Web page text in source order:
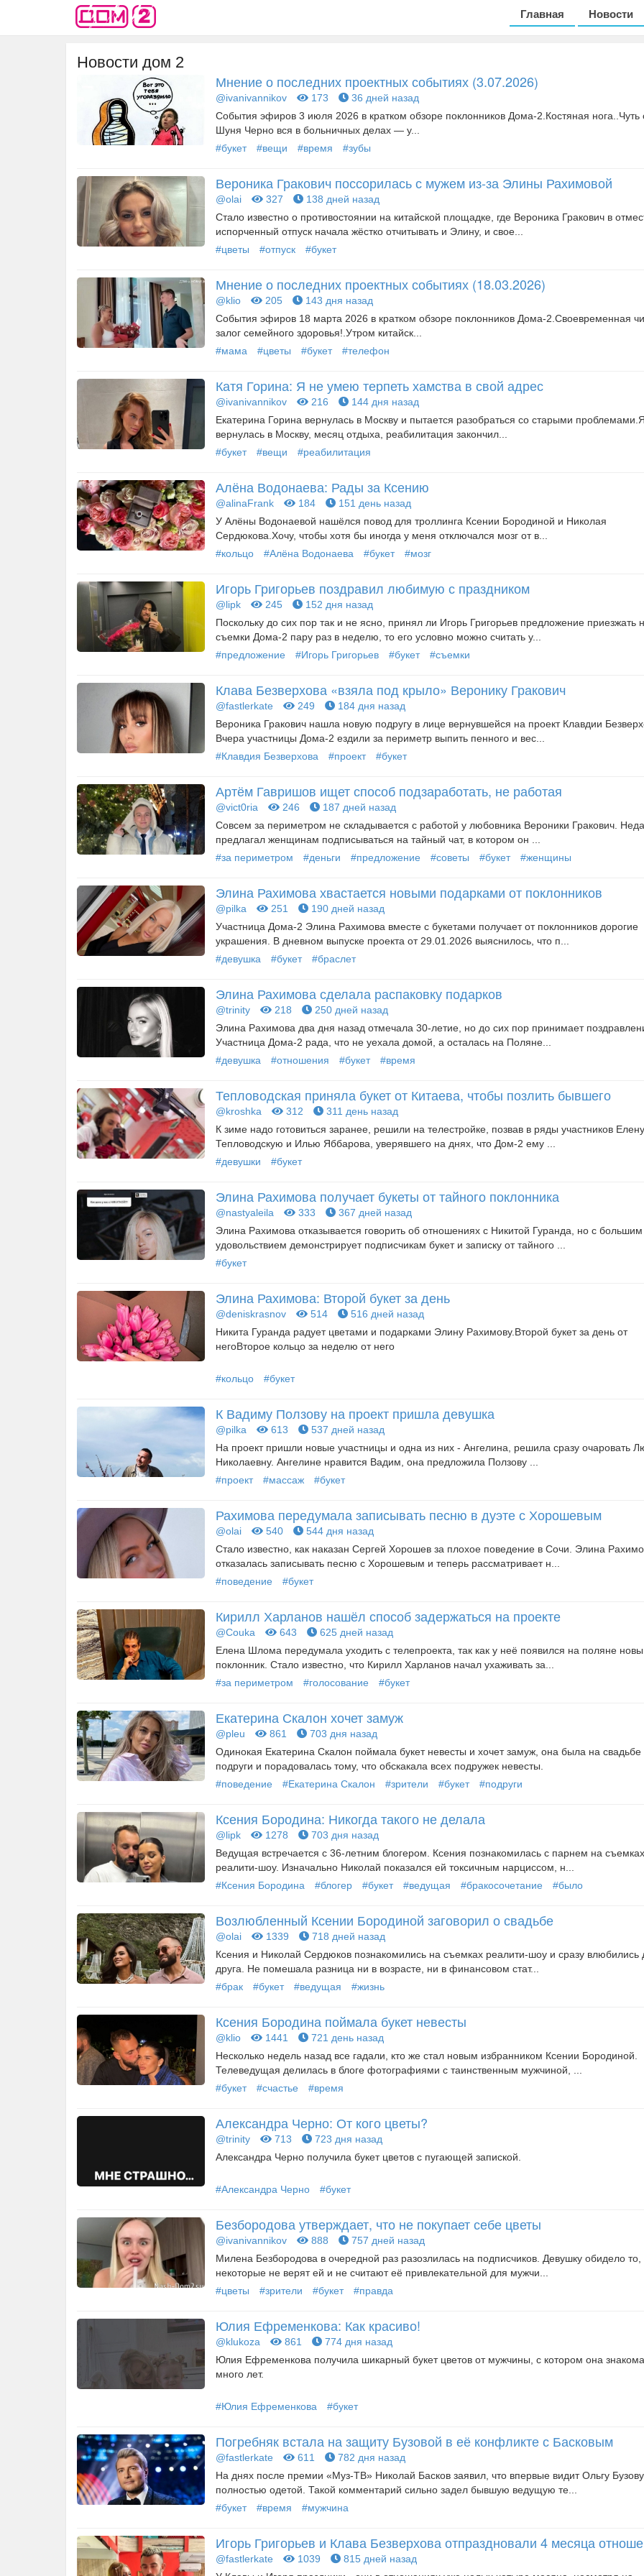
Главная Новости
Новости дом 2
Мнение о последних проектных событиях (3.07.2026)
@ivanivannikov 173
36 дней назад
События эфиров 3 июля 2026 в кратком обзоре поклонников Дома-2.Костяная нога..Чуть
Шуня Черно вся в больничных делах — у...
#букет
#вещи #время #зубы
Вероника Гракович поссорилась с мужем из-за Элины Рахимовой
@olai 327
138 дней назад
Стало известно о противостоянии на китайской площадке, где Вероника Гракович в
испорченный отпуск начала жёстко отчитывать и Элину, и свое...
#цветы
#отпуск #букет
Мнение о последних проектных событиях (18.03.2026)
@klio 205
143 дня назад
События эфиров 18 марта 2026 в кратком обзоре поклонников Дома-2.Своевременная
залог семейного здоровья!.Утром китайск...
#мама
#цветы #букет #телефон
Катя Горина: Я не умею терпеть хамства в свой адрес
@ivanivannikov 216
144 дня назад
Екатерина Горина вернулась в Москву и пытается разобраться со старыми
вернулась в Москву, месяц отдыха, реабилитация закончил...
#букет
#вещи #реабилитация
Алёна Водонаева: Рады за Ксению
@alinaFrank 184
151 день назад
У Алёны Водонаевой нашёлся повод для троллинга Ксении Бородиной и Николая
Сердюкова.Хочу, чтобы хотя бы иногда у меня отключался мозг от в...
#кольцо
#Алёна Водонаева #букет #мозг
Игорь Григорьев поздравил любимую с праздником
@lipk 245
152 дня назад
Поскольку до сих пор так и не ясно, принял ли Игорь Григорьев предложение приезжать
съемки Дома-2 пару раз в неделю, то его условно можно считать у...
#предложение
#Игорь Григорьев #букет #съемки
Клава Безверхова «взяла под крыло» Веронику Гракович
@fastlerkate 249
184 дня назад
Вероника Гракович нашла новую подругу в лице вернувшейся на проект Клавдии
Вчера участницы Дома-2 ездили за периметр выпить пенного и вес...
#Клавдия Безверхова
#проект #букет
Артём Гавришов ищет способ подзаработать, не работая
@vict0ria 246
187 дней назад
Совсем за периметром не складывается с работой у любовника Вероники Гракович.
предлагал женщинам подписываться на тайный чат, в котором он ...
#за периметром
#деньги #предложение #советы #букет #женщины
Элина Рахимова хвастается новыми подарками от поклонников
@pilka 251
190 дней назад
Участница Дома-2 Элина Рахимова вместе с букетами получает от поклонников дорогие
украшения. В дневном выпуске проекта от 29.01.2026 выяснилось, что п...
#девушка
#букет #браслет
Элина Рахимова сделала распаковку подарков
@trinity 218
250 дней назад
Элина Рахимова два дня назад отмечала 30-летие, но до сих пор принимает
Участница Дома-2 рада, что не уехала домой, а осталась на Поляне...
#девушка
#отношения #букет #время
Тепловодская приняла букет от Китаева, чтобы позлить бывшего
@kroshka 312
311 день назад
К зиме надо готовиться заранее, решили на телестройке, позвав в ряды участников Елену
Тепловодскую и Илью Яббарова, уверявшего на днях, что Дом-2 ему ...
#девушки
#букет
Элина Рахимова получает букеты от тайного поклонника
@nastyaleila 333
367 дней назад
Элина Рахимова отказывается говорить об отношениях с Никитой Гуранда, но с большим
удовольствием демонстрирует подписчикам букет и записку от тайного ...
#букет
Элина Рахимова: Второй букет за день
@deniskrasnov 514
516 дней назад
Никита Гуранда радует цветами и подарками Элину Рахимову.Второй букет за день от
негоВторое кольцо за неделю от него
#кольцо #букет
К Вадиму Ползову на проект пришла девушка
@pilka 613
537 дней назад
На проект пришли новые участницы и одна из них - Ангелина, решила сразу очаровать
Николаевну. Ангелине нравится Вадим, она предложила Ползову ...
#проект
#массаж #букет
Рахимова передумала записывать песню в дуэте с Хорошевым
@olai 540
544 дня назад
Стало известно, как наказан Сергей Хорошев за плохое поведение в Сочи. Элина
отказалась записывать песню с Хорошевым и теперь рассматривает н...
#поведение
#букет
Кирилл Харланов нашёл способ задержаться на проекте
@Couka 643
625 дней назад
Елена Шлома передумала уходить с телепроекта, так как у неё появился на поляне
поклонник. Стало известно, что Кирилл Харланов начал ухаживать за...
#за периметром
#голосование #букет
Екатерина Скалон хочет замуж
@pleu 861
703 дня назад
Одинокая Екатерина Скалон поймала букет невесты и хочет замуж, она была на свадьбе
подруги и порадовалась тому, что обскакала всех подружек невесты.
#поведение
#Екатерина Скалон #зрители #букет #подруги
Ксения Бородина: Никогда такого не делала
@lipk 1278
703 дня назад
Ведущая встречается с 36-летним блогером. Ксения познакомилась с парнем на съемках
реалити-шоу. Изначально Николай показался ей токсичным нарциссом, н...
#Ксения Бородина
#блогер #букет #ведущая #бракосочетание #было
Возлюбленный Ксении Бородиной заговорил о свадьбе
@olai 1339
718 дней назад
Ксения и Николай Сердюков познакомились на съемках реалити-шоу и сразу влюбились
друга. Не помешала разница ни в возрасте, ни в финансовом стат...
#брак
#букет #ведущая #жизнь
Ксения Бородина поймала букет невесты
@klio 1441
721 день назад
Несколько недель назад все гадали, кто же стал новым избранником Ксении Бородиной.
Телеведущая делилась в блоге фотографиями с таинственным мужчиной, ...
#букет
#счастье #время
Александра Черно: От кого цветы?
@trinity 713
723 дня назад
Александра Черно получила букет цветов с пугающей запиской.
#Александра Черно #букет
Безбородова утверждает, что не покупает себе цветы
@ivanivannikov 888
757 дней назад
Милена Безбородова в очередной раз разозлилась на подписчиков. Девушку обидело то,
некоторые не верят ей и не считают её привлекательной для мужчи...
#цветы
#зрители #букет #правда
Юлия Ефременкова: Как красиво!
@klukoza 861
774 дня назад
Юлия Ефременкова получила шикарный букет цветов от мужчины, с котором она
много лет.
#Юлия Ефременкова #букет
Погребняк встала на защиту Бузовой в её конфликте с Басковым
@fastlerkate 611
782 дня назад
На днях после премии «Муз-ТВ» Николай Басков заявил, что впервые видит Ольгу Бузову
полностью одетой. Такой комментарий сильно задел бывшую ведущую те...
#букет
#время #мужчина
Игорь Григорьев и Клава Безверхова отпраздновали 4 месяца
@fastlerkate 1039
815 дней назад